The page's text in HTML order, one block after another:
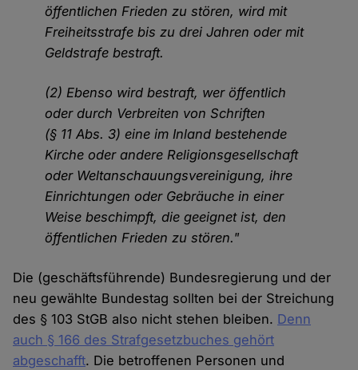
öffentlichen Frieden zu stören, wird mit
Freiheitsstrafe bis zu drei Jahren oder mit
Geldstrafe bestraft.
(2) Ebenso wird bestraft, wer öffentlich
oder durch Verbreiten von Schriften
(§ 11 Abs. 3) eine im Inland bestehende
Kirche oder andere Religionsgesellschaft
oder Weltanschauungsvereinigung, ihre
Einrichtungen oder Gebräuche in einer
Weise beschimpft, die geeignet ist, den
öffentlichen Frieden zu stören."
Die (geschäftsführende) Bundesregierung und der
neu gewählte Bundestag sollten bei der Streichung
des § 103 StGB also nicht stehen bleiben. Denn
auch § 166 des Strafgesetzbuches gehört
abgeschafft. Die betroffenen Personen und